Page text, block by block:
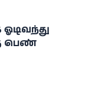
பெண்